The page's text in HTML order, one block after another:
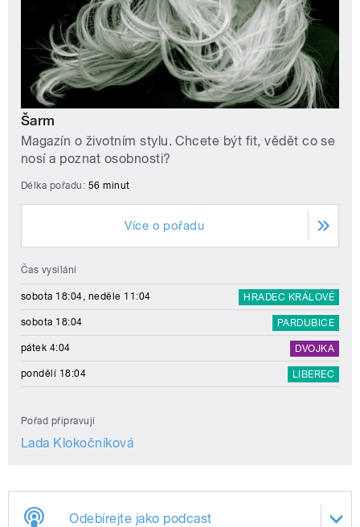
Šarm
Magazín o životním stylu. Chcete být fit, vědět co se
nosí a poznat osobnosti?
Délka pořadu: 56 minut
Více o pořadu
Čas vysílání
sobota 18:04, neděle 11:04 HRADEC KRÁLOVÉ
sobota 18:04 PARDUBICE
pátek 4:04 DVOJKA
pondělí 18:04 LIBEREC
Pořad připravují
Lada Klokočníková
Odebírejte jako podcast